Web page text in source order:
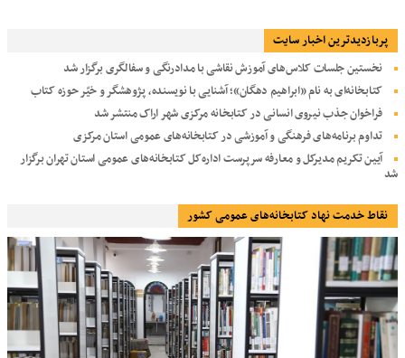
پربازديدترين اخبار سایت
نخستین جلسات کلاس‌های آموزش نقاشی با مدادرنگی و سفالگری برگزار شد
کتابخانه‌ای به نام «ابراهیم دهگان»؛ آشنایی با نویسنده، پژوهشگر و خیّر حوزه کتاب
فراخوان جذب نیروی انسانی در کتابخانه مرکزی شهر اراک منتشر شد
تداوم برنامه‌های فرهنگی و آموزشی در کتابخانه‌های عمومی استان مرکزی
آیین تکریم مدیرکل و معارفه سرپرست اداره‌کل کتابخانه‌های عمومی استان تهران برگزار
شد
نقاط خدمت نهاد کتابخانه‌های عمومی کشور